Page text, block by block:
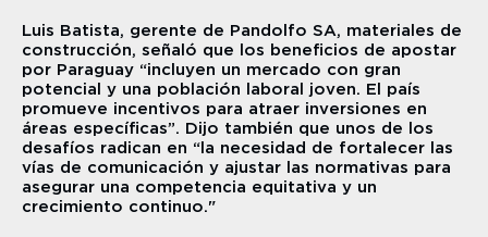
Luis Batista, gerente de Pandolfo SA, materiales de
construcción, señaló que los beneficios de apostar
por Paraguay “incluyen un mercado con gran
potencial y una población laboral joven. El país
promueve incentivos para atraer inversiones en
áreas específicas”. Dijo también que unos de los
desafíos radican en “la necesidad de fortalecer las
vías de comunicación y ajustar las normativas para
asegurar una competencia equitativa y un
crecimiento continuo."